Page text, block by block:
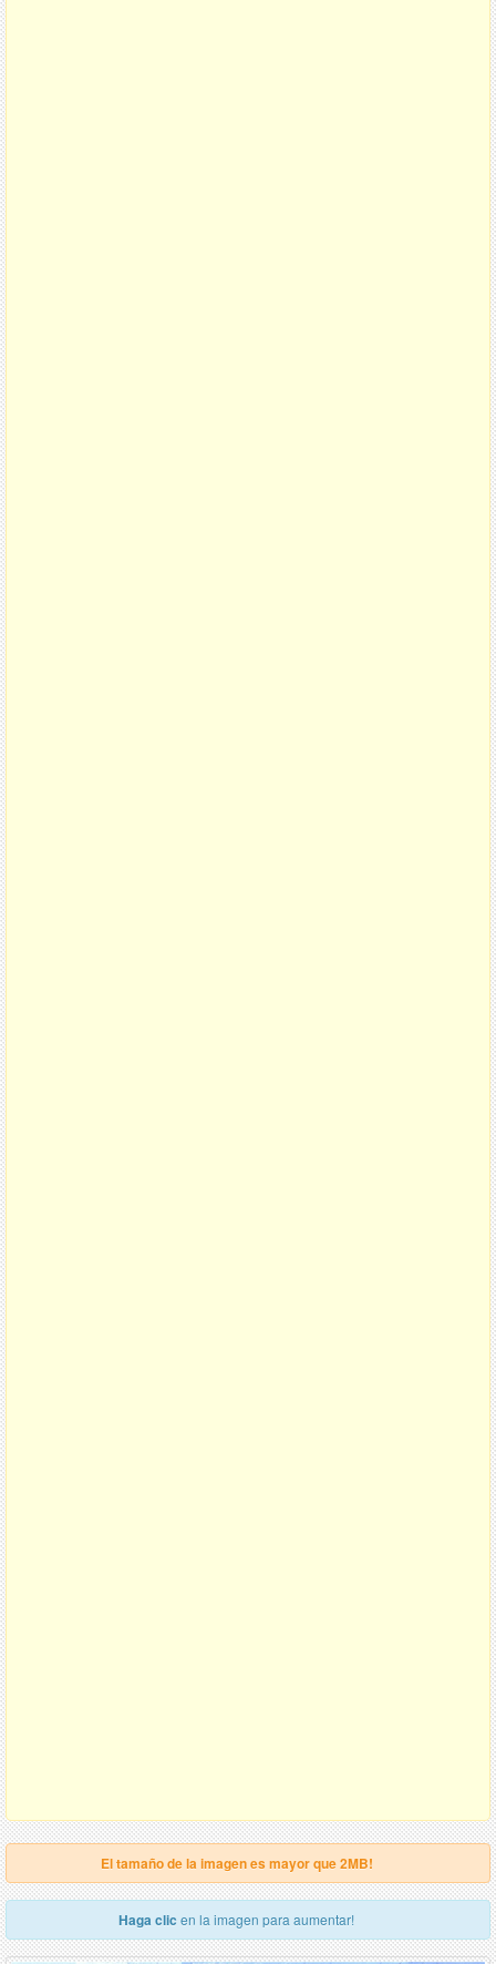
El tamaño de la imagen es mayor que 2MB!
Haga clic en la imagen para aumentar!